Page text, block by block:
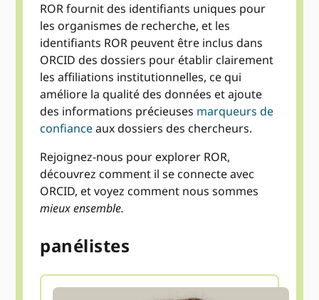
ROR fournit des identifiants uniques pour
les organismes de recherche, et les
identifiants ROR peuvent être inclus dans
ORCID des dossiers pour établir clairement
les affiliations institutionnelles, ce qui
améliore la qualité des données et ajoute
des informations précieuses marqueurs de
confianceaux dossiers des chercheurs.
Rejoignez-nous pour explorer ROR,
découvrez comment il se connecte avec
ORCID, et voyez comment nous sommes
mieux ensemble.
panélistes